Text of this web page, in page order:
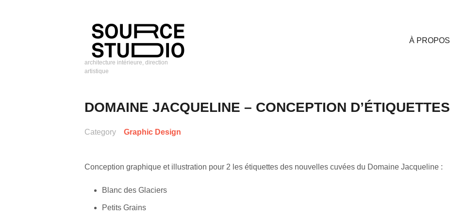
content
Source
architecture intérieure, direction
artistique
À PROPOS
DOMAINE JACQUELINE – CONCEPTION D’ÉTIQUETTES
Category Graphic Design
Conception graphique et illustration pour 2 les étiquettes des nouvelles cuvées du Domaine Jacqueline :
Blanc des Glaciers
Petits Grains